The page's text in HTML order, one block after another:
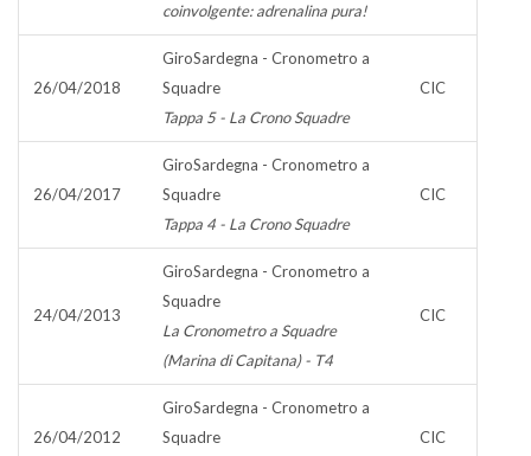
coinvolgente: adrenalina pura!
26/04/2018
GiroSardegna - Cronometro a
Squadre
Tappa 5 - La Crono Squadre
CIC
26/04/2017
GiroSardegna - Cronometro a
Squadre
Tappa 4 - La Crono Squadre
CIC
24/04/2013
GiroSardegna - Cronometro a
Squadre
La Cronometro a Squadre
(Marina di Capitana) - T4
CIC
26/04/2012
GiroSardegna - Cronometro a
Squadre
CIC